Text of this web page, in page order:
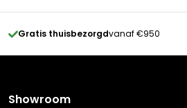
Gratis thuisbezorgdvanaf €950
Showroom